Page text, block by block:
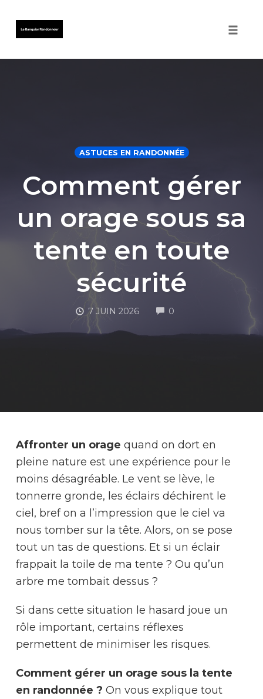
ASTUCES EN RANDONNÉE
Comment gérer
un orage sous sa
tente en toute
sécurité
7 JUIN 2026 0
Affronter un orage quand on dort en
pleine nature est une expérience pour le
moins désagréable. Le vent se lève, le
tonnerre gronde, les éclairs déchirent le
ciel, bref on a l’impression que le ciel va
nous tomber sur la tête. Alors, on se pose
tout un tas de questions. Et si un éclair
frappait la toile de ma tente ? Ou qu’un
arbre me tombait dessus ?
Si dans cette situation le hasard joue un
rôle important, certains réflexes
permettent de minimiser les risques.
Comment gérer un orage sous la tente
en randonnée ? On vous explique tout